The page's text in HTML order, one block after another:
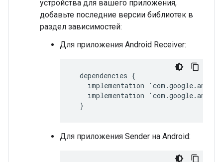
устройства для вашего приложения,
добавьте последние версии библиотек в
раздел зависимостей:
Для приложения Android Receiver:
dependencies {
implementation
' com .google.
implementation
' com .google.
}
Для приложения Sender на Android: